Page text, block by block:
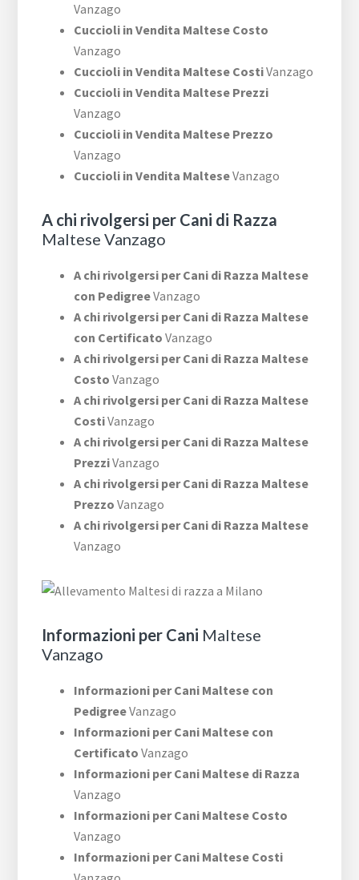
Vanzago
Cuccioli in Vendita Maltese Costo
Vanzago
Cuccioli in Vendita Maltese CostiVanzago
Cuccioli in Vendita Maltese Prezzi
Vanzago
Cuccioli in Vendita Maltese Prezzo
Vanzago
Cuccioli in Vendita MalteseVanzago
A chi rivolgersi per Cani di Razza
Maltese Vanzago
A chi rivolgersi per Cani di Razza Maltese
con PedigreeVanzago
A chi rivolgersi per Cani di Razza Maltese
con Certificato Vanzago
A chi rivolgersi per Cani di Razza Maltese
Costo Vanzago
A chi rivolgersi per Cani di Razza Maltese
CostiVanzago
A chi rivolgersi per Cani di Razza Maltese
PrezziVanzago
A chi rivolgersi per Cani di Razza Maltese
Prezzo Vanzago
A chi rivolgersi per Cani di Razza Maltese
Vanzago
Informazioni per Cani Maltese
Vanzago
Informazioni per Cani Maltese con
PedigreeVanzago
Informazioni per Cani Maltese con
Certificato Vanzago
Informazioni per Cani Maltese di Razza
Vanzago
Informazioni per Cani Maltese Costo
Vanzago
Informazioni per Cani Maltese Costi